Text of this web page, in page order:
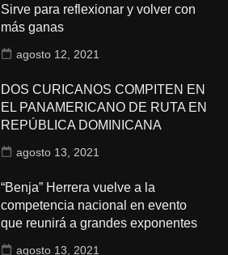
Sirve para reflexionar y volver con
más ganas
agosto 12, 2021
DOS CURICANOS COMPITEN EN
EL PANAMERICANO DE RUTA EN
REPÚBLICA DOMINICANA
agosto 13, 2021
“Benja” Herrera vuelve a la
competencia nacional en evento
que reunirá a grandes exponentes
agosto 13, 2021